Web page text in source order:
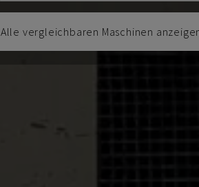
Alle vergleichbaren Maschinen